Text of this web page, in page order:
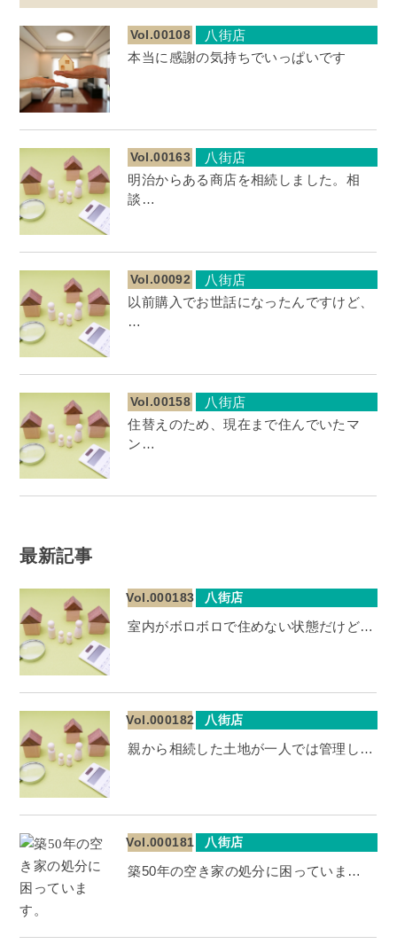
Vol.00108
八街店
本当に感謝の気持ちでいっぱいです
Vol.00163
八街店
明治からある商店を相続しました。相
談…
Vol.00092
八街店
以前購入でお世話になったんですけど、
…
Vol.00158
八街店
住替えのため、現在まで住んでいたマ
ン…
最新記事
Vol.000183 八街店
室内がボロボロで住めない状態だけど…
Vol.000182 八街店
親から相続した土地が一人では管理し…
Vol.000181 八街店
築50年の空き家の処分に困っていま…